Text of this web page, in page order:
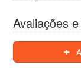
Avaliações